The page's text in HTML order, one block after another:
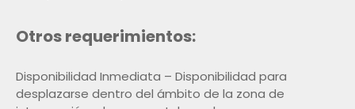
Otros requerimientos:
Disponibilidad Inmediata – Disponibilidad para
desplazarse dentro del ámbito de la zona de